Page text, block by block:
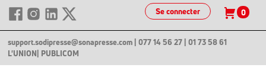
Se connecter 0
support.sodipresse@sonapresse.com | 077 14 56 27 | 01 73 58 61
L'UNION | PUBLICOM